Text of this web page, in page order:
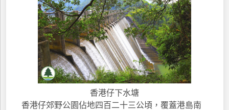
香港仔下水塘
香港仔郊野公園佔地四百二十三公頃，覆蓋港島南